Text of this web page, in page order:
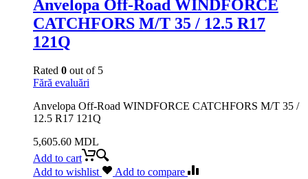
Anvelopa Off-Road WINDFORCE
CATCHFORS M/T 35 / 12.5 R17
121Q
Rated 0 out of 5
Fără evaluări
Anvelopa Off-Road WINDFORCE CATCHFORS M/T 35 /
12.5 R17 121Q
5,605.60 MDL
Add to cart
Add to wishlist
Add to compare